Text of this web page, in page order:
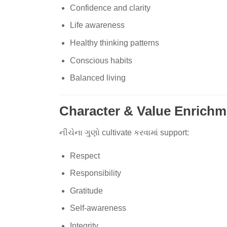
Confidence and clarity
Life awareness
Healthy thinking patterns
Conscious habits
Balanced living
Character & Value
નીચેના ગુણો cultivate કરવામાં support:
Respect
Responsibility
Gratitude
Self-awareness